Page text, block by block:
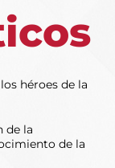
héroes de la
de la
de la